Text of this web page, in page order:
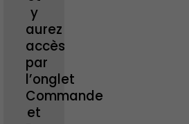
y
aurez
accès
par
l’onglet
Commande
et